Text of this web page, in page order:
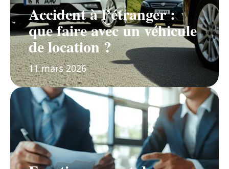
Accident à l’étranger :
que faire avec un véhicule
de location ?
11 mars 2026